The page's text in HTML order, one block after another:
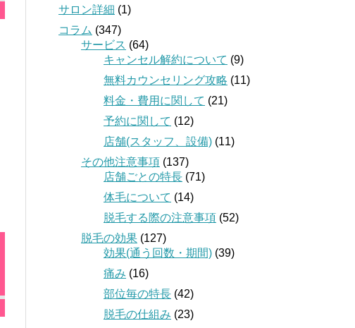
サロン詳細 (1)
コラム (347)
サービス (64)
キャンセル解約について (9)
無料カウンセリング攻略 (11)
料金・費用に関して (21)
予約に関して (12)
店舗(スタッフ、設備) (11)
その他注意事項 (137)
店舗ごとの特長 (71)
体毛について (14)
脱毛する際の注意事項 (52)
脱毛の効果 (127)
効果(通う回数・期間) (39)
痛み (16)
部位毎の特長 (42)
脱毛の仕組み (23)